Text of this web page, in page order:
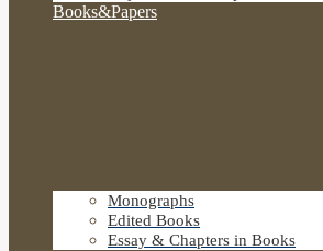
Books&Papers
Monographs
Edited Books
Essay & Chapters in Books